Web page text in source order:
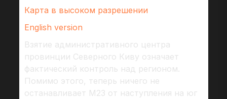
Карта в высоком разрешении
English version
Взятие административного центра
провинции Северного Киву означает
фактический контроль над регионом.
Помимо этого, теперь ничего не
останавливает М23 от наступления на юг